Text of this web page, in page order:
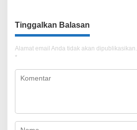
Tinggalkan Balasan
Alamat email Anda tidak akan dipublikasikan.
*